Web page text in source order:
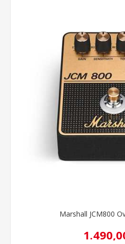
Marshall JCM800